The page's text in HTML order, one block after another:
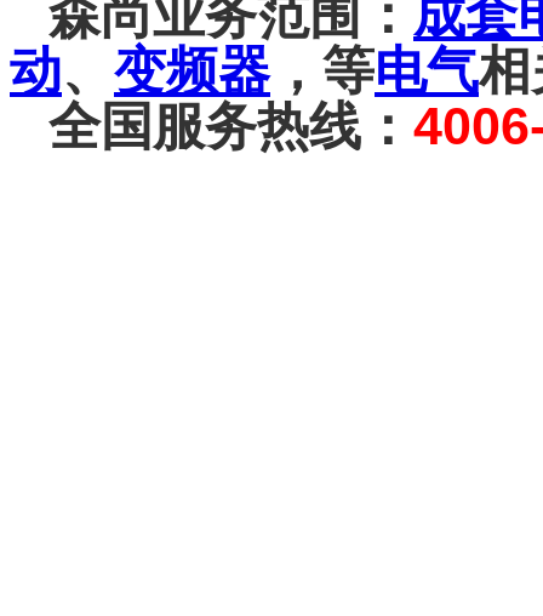
森尚业务范围： 成套
动、 变频器，等电气相
全国服务热线：